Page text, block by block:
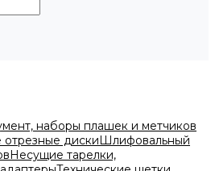
наборы плашек и метчиков
дискиШлифовальный
Несущие тарелки,